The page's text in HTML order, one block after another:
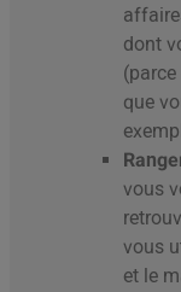
dont
que
vous
vous
et le